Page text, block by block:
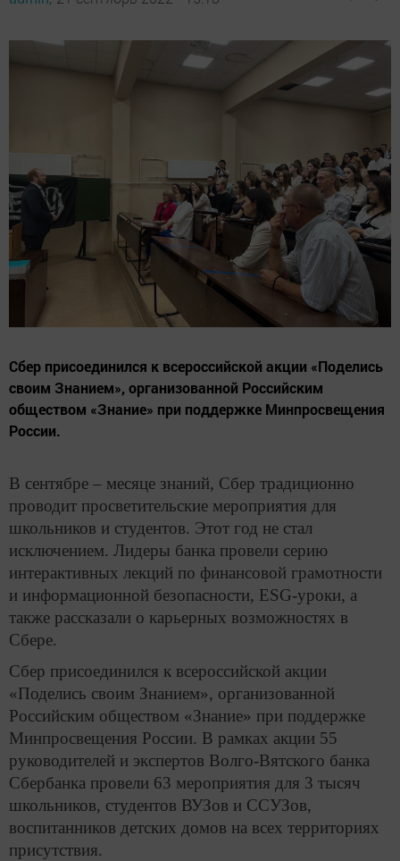
Сбер присоединился к всероссийской акции «Поделись
своим Знанием», организованной Российским
обществом «Знание» при поддержке Минпросвещения
России.
В сентябре – месяце знаний, Сбер традиционно
проводит просветительские мероприятия для
школьников и студентов. Этот год не стал
исключением. Лидеры банка провели серию
интерактивных лекций по финансовой грамотности
и информационной безопасности, ESG-уроки, а
также рассказали о карьерных возможностях в
Сбере.
Сбер присоединился к всероссийской акции
«Поделись своим Знанием», организованной
Российским обществом «Знание» при поддержке
Минпросвещения России. В рамках акции 55
руководителей и экспертов Волго-Вятского банка
Сбербанка провели 63 мероприятия для 3 тысяч
школьников, студентов ВУЗов и ССУЗов,
воспитанников детских домов на всех территориях
присутствия.